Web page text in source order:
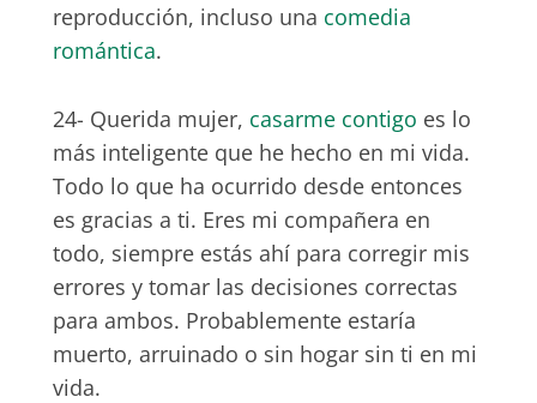
reproducción, incluso una comedia
romántica.
24- Querida mujer, casarme contigo es lo
más inteligente que he hecho en mi vida.
Todo lo que ha ocurrido desde entonces
es gracias a ti. Eres mi compañera en
todo, siempre estás ahí para corregir mis
errores y tomar las decisiones correctas
para ambos. Probablemente estaría
muerto, arruinado o sin hogar sin ti en mi
vida.